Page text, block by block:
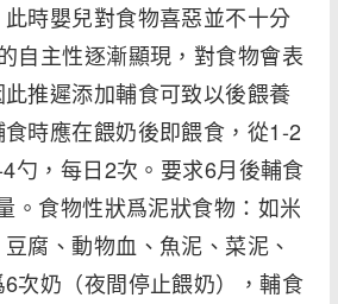
時嬰兒對食物喜惡並不十分
自主性逐漸顯現，對食物會表
推遲添加輔食可致以後餵養
時應在餵奶後即餵食，從1-2
勺，每日2次。要求6月後輔食
。食物性狀爲泥狀食物：如米
腐、動物血、魚泥、菜泥、
次奶（夜間停止餵奶），輔食